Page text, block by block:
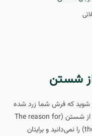
شستن
که فرش شما زرد شده
است و در این مواقع علت زرد شدن فرش بعد از شستن (The reason for
the yellowing of the carpet after washing) را نمی‌دانید و برایتان